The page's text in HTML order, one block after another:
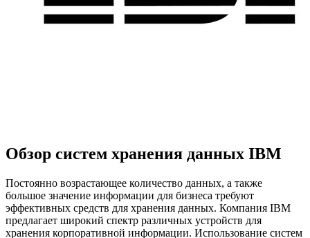
Обзор систем хранения данных IBM
Постоянно возрастающее количество данных, а также
большое значение информации для бизнеса требуют
эффективных средств для хранения данных. Компания IBM
предлагает широкий спектр различных устройств для
хранения корпоративной информации. Использование систем